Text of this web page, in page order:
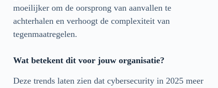
moeilijker om de oorsprong van aanvallen te
achterhalen en verhoogt de complexiteit van
tegenmaatregelen.
Wat betekent dit voor jouw organisatie?
Deze trends laten zien dat cybersecurity in 2025 meer